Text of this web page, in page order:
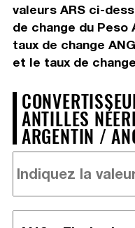
valeurs ARS ci-
de change du
taux de change
et le taux de
ANTILLES
ARGENTIN /